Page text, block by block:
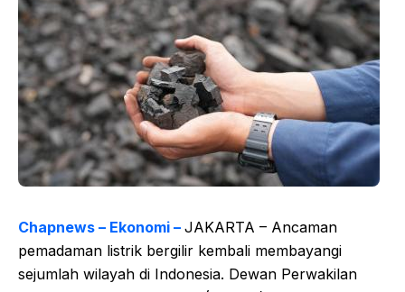
Chapnews – Ekonomi – JAKARTA – Ancaman
pemadaman listrik bergilir kembali membayangi
sejumlah wilayah di Indonesia. Dewan Perwakilan